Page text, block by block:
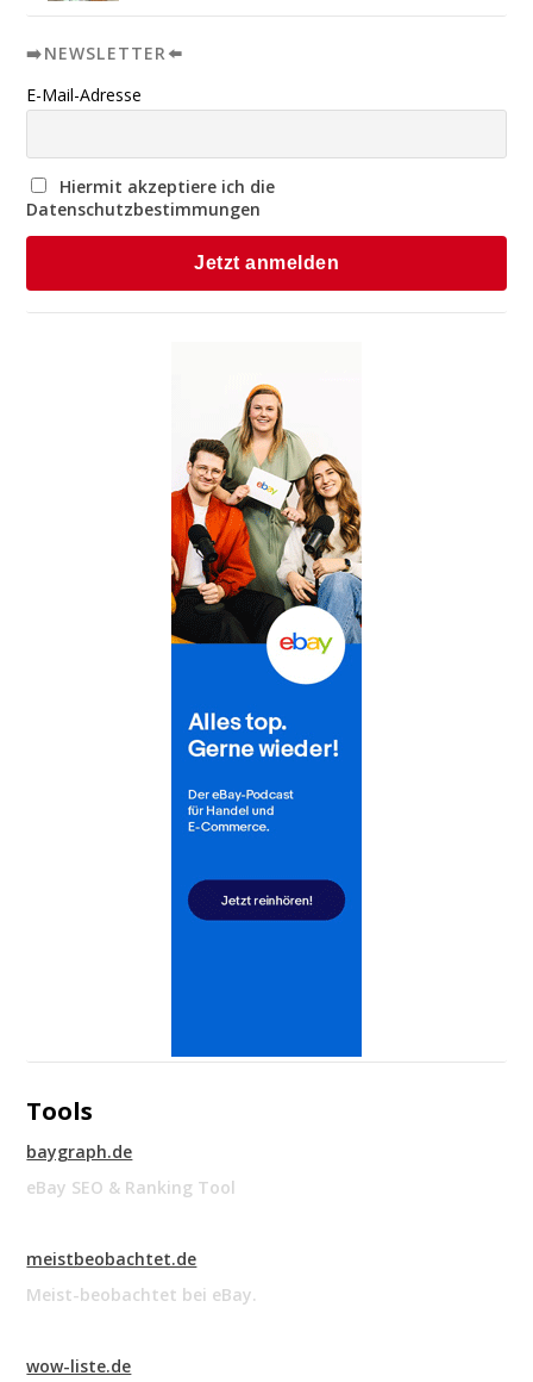
➡️NEWSLETTER⬅️
E-Mail-Adresse
Hiermit akzeptiere ich die
Datenschutzbestimmungen
Tools
baygraph.de
eBay SEO & Ranking Tool
meistbeobachtet.de
Meist-beobachtet bei eBay.
wow-liste.de